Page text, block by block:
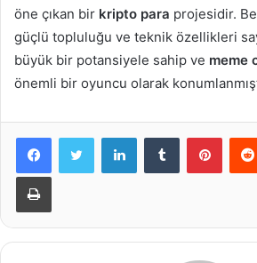
öne çıkan bir kripto para projesidir.
güçlü topluluğu ve teknik özellikleri
büyük bir potansiyele sahip ve meme
önemli bir oyuncu olarak
LinkedInTumblr
Yazdır